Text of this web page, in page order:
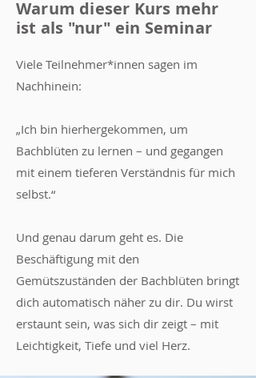
Warum dieser Kurs mehr
ist als "nur" ein Seminar
Viele Teilnehmer*innen sagen im
Nachhinein:
„Ich bin hierhergekommen, um
Bachblüten zu lernen – und gegangen
mit einem tieferen Verständnis für mich
selbst.“
Und genau darum geht es. Die
Beschäftigung mit den
Gemütszuständen der Bachblüten bringt
dich automatisch näher zu dir. Du wirst
erstaunt sein, was sich dir zeigt – mit
Leichtigkeit, Tiefe und viel Herz.